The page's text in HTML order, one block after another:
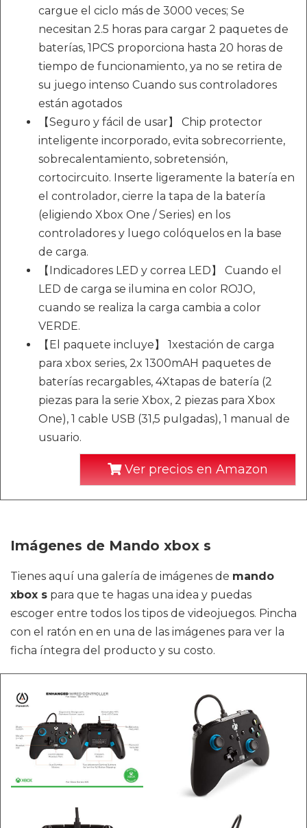
cargue el ciclo más de 3000 veces; Se
necesitan 2.5 horas para cargar 2 paquetes de
baterías, 1PCS proporciona hasta 20 horas de
tiempo de funcionamiento, ya no se retira de
su juego intenso Cuando sus controladores
están agotados
【Seguro y fácil de usar】 Chip protector
inteligente incorporado, evita sobrecorriente,
sobrecalentamiento, sobretensión,
cortocircuito. Inserte ligeramente la batería en
el controlador, cierre la tapa de la batería
(eligiendo Xbox One / Series) en los
controladores y luego colóquelos en la base
de carga.
【Indicadores LED y correa LED】 Cuando el
LED de carga se ilumina en color ROJO,
cuando se realiza la carga cambia a color
VERDE.
【El paquete incluye】 1xestación de carga
para xbox series, 2x 1300mAH paquetes de
baterías recargables, 4Xtapas de batería (2
piezas para la serie Xbox, 2 piezas para Xbox
One), 1 cable USB (31,5 pulgadas), 1 manual de
usuario.
Ver precios en Amazon
Imágenes de Mando xbox s
Tienes aquí una galería de imágenes de mando
xbox s para que te hagas una idea y puedas
escoger entre todos los tipos de videojuegos. Pincha
con el ratón en en una de las imágenes para ver la
ficha íntegra del producto y su costo.